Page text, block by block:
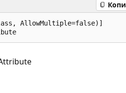
AllowMultiple=false)]